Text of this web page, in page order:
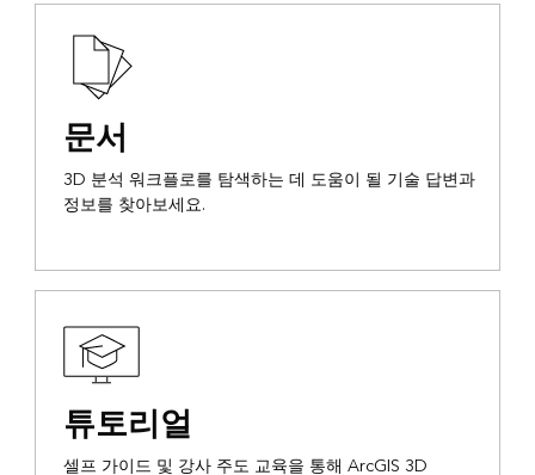
문서
3D 분석 워크플로를 탐색하는 데 도움이 될 기술 답변과
정보를 찾아보세요.
튜토리얼
셀프 가이드 및 강사 주도 교육을 통해 ArcGIS 3D